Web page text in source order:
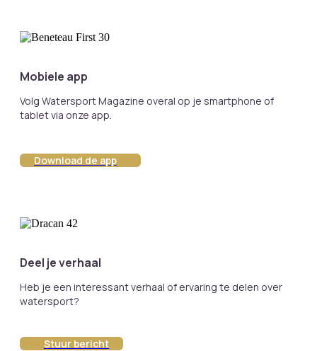
Mobiele app
Volg Watersport Magazine overal op je smartphone of
tablet via onze app.
Download de app
Deel je verhaal
Heb je een interessant verhaal of ervaring te delen over
watersport?
Stuur bericht